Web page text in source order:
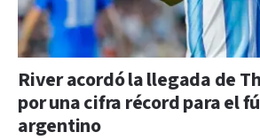
River acordó la llegada de
por una cifra récord para el
argentino